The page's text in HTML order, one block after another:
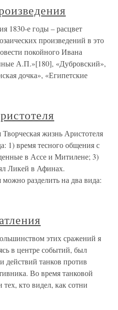
1830-е годы – расцвет
произведений в это
покойного Ивана
А.П.»[180], «Дубровский»,
дочка», «Египетские
жизнь Аристотеля
1) время тесного общения с
в Ассе и Митилене; 3)
Ликей в Афинах.
разделить на два вида:
этих сражений я
в центре событий, был
действий танков против
Во время танковой
тех, кто видел, как сотни